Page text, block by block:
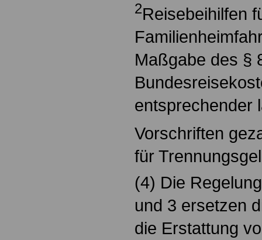
2Reisebeihilfen
Maßgabe des §
entsprechender
Vorschriften
für
(4) Die
und 3 ersetzen
die Erstattung